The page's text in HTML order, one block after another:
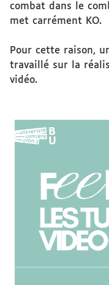
combat dans le
met carrément KO.
Pour cette raison,
travaillé sur la
vidéo.